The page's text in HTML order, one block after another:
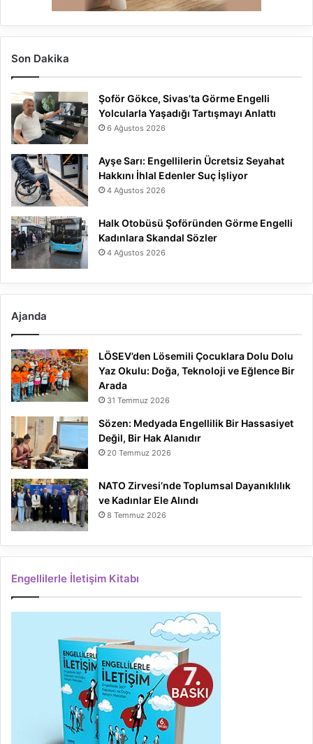
Son Dakika
Şoför Gökce, Sivas’ta Görme Engelli
Yolcularla Yaşadığı Tartışmayı Anlattı
6 Ağustos 2026
Ayşe Sarı: Engellilerin Ücretsiz Seyahat
Hakkını İhlal Edenler Suç İşliyor
4 Ağustos 2026
Halk Otobüsü Şoföründen Görme Engelli
Kadınlara Skandal Sözler
4 Ağustos 2026
Ajanda
LÖSEV’den Lösemili Çocuklara Dolu Dolu
Yaz Okulu: Doğa, Teknoloji ve Eğlence Bir
Arada
31 Temmuz 2026
Sözen: Medyada Engellilik Bir Hassasiyet
Değil, Bir Hak Alanıdır
20 Temmuz 2026
NATO Zirvesi’nde Toplumsal Dayanıklılık
ve Kadınlar Ele Alındı
8 Temmuz 2026
Engellilerle İletişim Kitabı